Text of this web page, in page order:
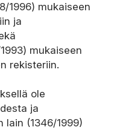
1996) mukaiseen
ja
mukaiseen
rekisteriin.
ole
ja
lain (1346/1999)